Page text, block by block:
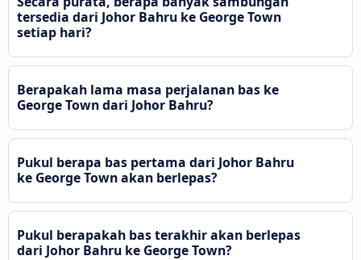
tersedia dari Johor Bahru ke George Town
setiap hari?
Berapakah lama masa perjalanan bas ke
George Town dari Johor Bahru?
Pukul berapa bas pertama dari Johor Bahru
ke George Town akan berlepas?
Pukul berapakah bas terakhir akan berlepas
dari Johor Bahru ke George Town?